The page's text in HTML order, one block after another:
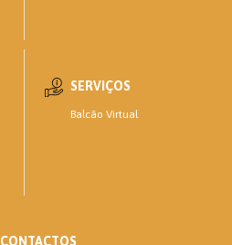
SERVIÇOS
Balcão Virtual
CONTACTOS